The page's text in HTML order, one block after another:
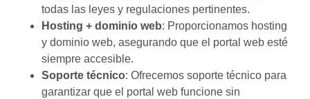
todas las leyes y regulaciones pertinentes.
Hosting + dominio web: Proporcionamos hosting
y dominio web, asegurando que el portal web esté
siempre accesible.
Soporte técnico: Ofrecemos soporte técnico para
garantizar que el portal web funcione sin